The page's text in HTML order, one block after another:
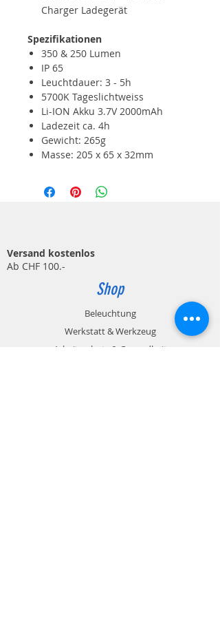
Charger Ladegerät
Spezifikationen
350 & 250 Lumen
IP 65
Leuchtdauer: 3 - 5h
5700K Tageslichtweiss
Li-ION Akku 3.7V 2000mAh
Ladezeit ca. 4h
Gewicht: 265g
Masse: 205 x 65 x 32mm
Versand kostenlos
Ab CHF 100.-
Shop
Beleuchtung
Werkstatt & Werkzeug
Arbeitsschutz & Gesundheit